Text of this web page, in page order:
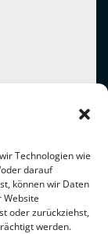
Technologien wie
darauf
können wir Daten
Website
oder zurückziehst,
werden.